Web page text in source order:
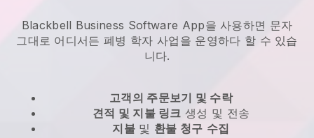
Blackbell Business Software App을 사용하면 문자
그대로 어디서든폐병 학자 사업을 운영하다 할 수 있습
니다.
고객의 주문보기 및 수락
견적 및 지불 링크 생성 및 전송
지불 및 환불 청구 수집